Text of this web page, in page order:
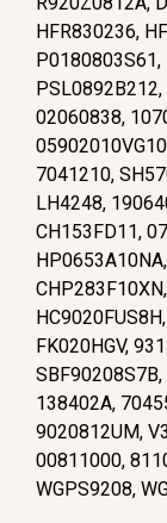
HFR830236,
02060838,
7041210,
LH4248,
CH153FD11,
FK020HGV,
138402A,
9020812UM,
00811000,
WGPS9208,